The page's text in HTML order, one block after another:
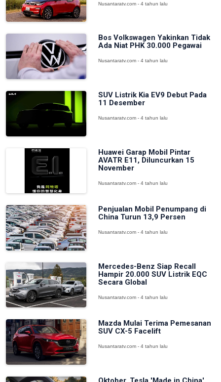
Nusantaratv.com - 4 tahun lalu
Bos Volkswagen Yakinkan Tidak
Ada Niat PHK 30.000 Pegawai
Nusantaratv.com - 4 tahun lalu
SUV Listrik Kia EV9 Debut Pada
11 Desember
Nusantaratv.com - 4 tahun lalu
Huawei Garap Mobil Pintar
AVATR E11, Diluncurkan 15
November
Nusantaratv.com - 4 tahun lalu
Penjualan Mobil Penumpang di
China Turun 13,9 Persen
Nusantaratv.com - 4 tahun lalu
Mercedes-Benz Siap Recall
Hampir 20.000 SUV Listrik EQC
Secara Global
Nusantaratv.com - 4 tahun lalu
Mazda Mulai Terima Pemesanan
SUV CX-5 Facelift
Nusantaratv.com - 4 tahun lalu